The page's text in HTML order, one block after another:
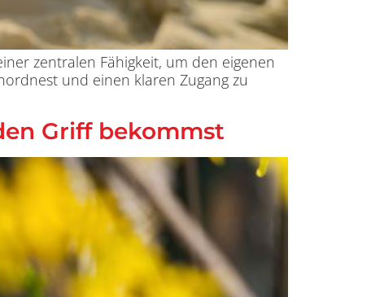
zentralen Fähigkeit, um den eigenen
und einen klaren Zugang zu
Griff bekommst